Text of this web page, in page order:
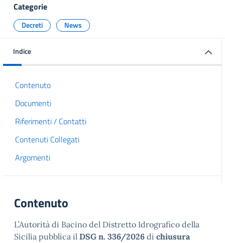
Categorie
Decreti News
Indice
Contenuto
Documenti
Riferimenti / Contatti
Contenuti Collegati
Argomenti
Contenuto
L’Autorità di Bacino del Distretto Idrografico della
Sicilia pubblica il DSG n. 336/2026 di chiusura